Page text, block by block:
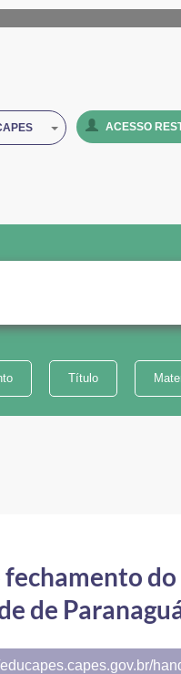
ACESSO
Título
de